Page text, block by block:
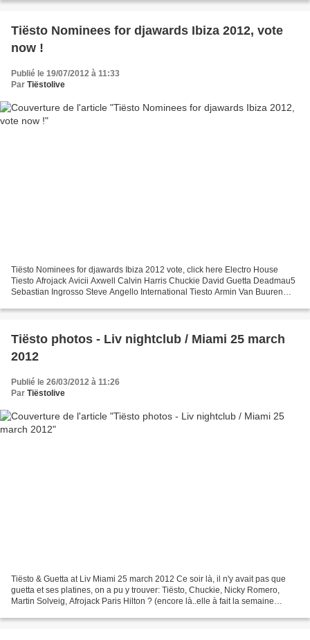
Tiësto Nominees for djawards Ibiza 2012, vote
now !
Publié le 19/07/2012 à 11:33
Par Tiëstolive
Tiësto Nominees for djawards Ibiza 2012 vote, click here Electro House
Tiesto Afrojack Avicii Axwell Calvin Harris Chuckie David Guetta Deadmau5
Sebastian Ingrosso Steve Angello International Tiesto Armin Van Buuren
Tiësto photos - Liv nightclub / Miami 25 march
2012
Publié le 26/03/2012 à 11:26
Par Tiëstolive
Tiësto & Guetta at Liv Miami 25 march 2012 Ce soir là, il n'y avait pas que
guetta et ses platines, on a pu y trouver: Tiësto, Chuckie, Nicky Romero,
Martin Solveig, Afrojack Paris Hilton ? (encore là..elle à fait la semaine